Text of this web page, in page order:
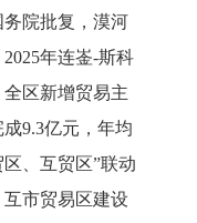
院批复，漠河
年连崟-斯科
全区新增贸易主
9.3亿元，年均
、互贸区”联动
市贸易区建设